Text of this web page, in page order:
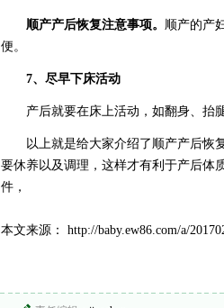
顺产产后恢复注意事项。 顺产的产
便。
7、尽早下床活动
产后就要在床上活动，如翻身、抬
以上就是给大家介绍了顺产产后恢
要休养以及调理，这样才有利于产后体
件，
本文来源： http://baby.ew86.com/a/